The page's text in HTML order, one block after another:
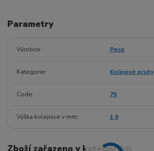
Parametry
Výrobce Peco
Kategorie Kolejové pruty
Code 75
Výška kolejnice v mm 1,9
Zboží zařazeno v kategoriích